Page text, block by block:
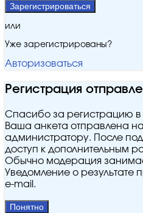
Зарегистрироваться
или
Уже зарегистрированы?
Авторизоваться
Регистрация
Спасибо за регистрацию в
Ваша анкета отправлена
администратору. После
доступ к дополнительным
Обычно модерация
Уведомление о результате
e‑mail.
Понятно